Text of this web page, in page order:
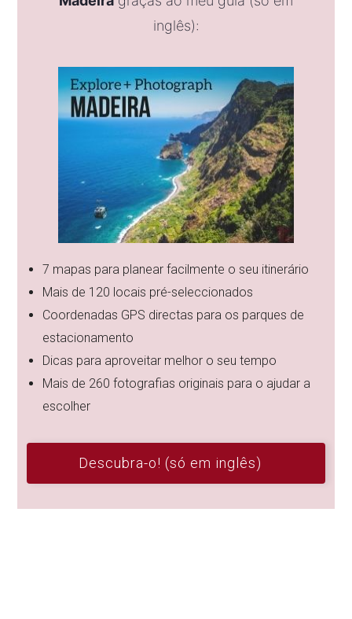
inglês):
7 mapas para planear facilmente o seu itinerário
Mais de 120 locais pré-seleccionados
Coordenadas GPS directas para os parques de
estacionamento
Dicas para aproveitar melhor o seu tempo
Mais de 260 fotografias originais para o ajudar a
escolher
Descubra-o! (só em inglês)